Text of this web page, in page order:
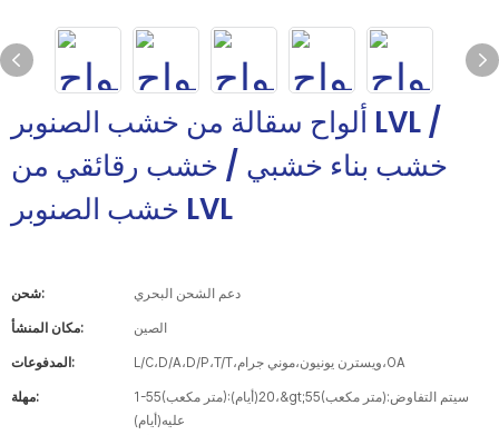
ألواح سقالة من خشب الصنوبر LVL /
خشب بناء خشبي / خشب رقائقي من
خشب الصنوبر LVL
شحن: دعم الشحن البحري
مكان المنشأ: الصين
المدفوعات: L/C،D/A،D/P،T/T،ويسترن يونيون،موني جرام،OA
مهلة:
1-55(متر مكعب):20(أيام)،&gt;55(متر مكعب):سيتم التفاوض
عليه(أيام)